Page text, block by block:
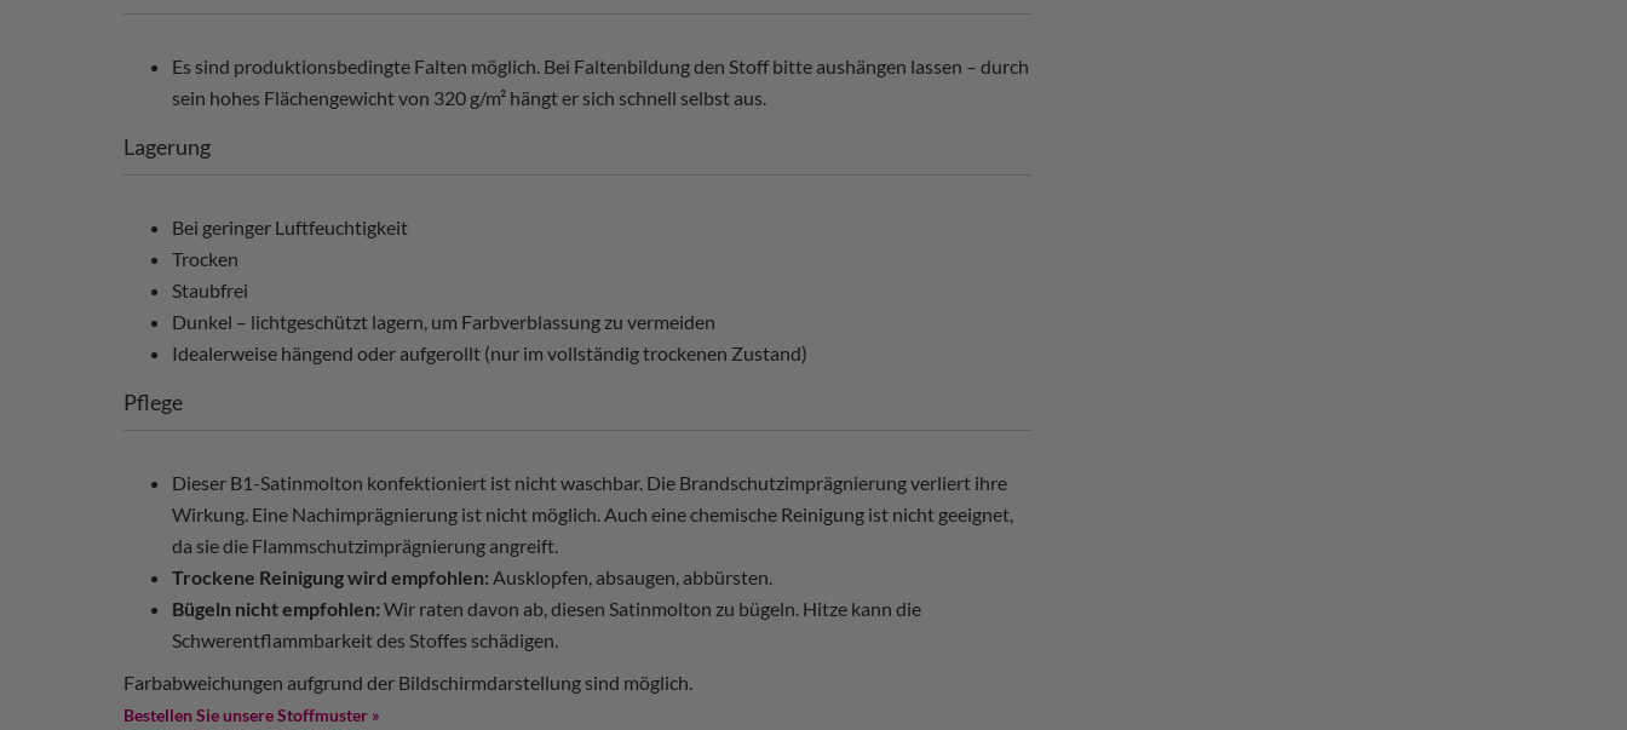
Es sind produktionsbedingte Falten möglich. Bei Faltenbildung den Stoff bitte aushängen lassen – durch
sein hohes Flächengewicht von 320 g/m² hängt er sich schnell selbst aus.
Lagerung
Bei geringer Luftfeuchtigkeit
Trocken
Staubfrei
Dunkel – lichtgeschützt lagern, um Farbverblassung zu vermeiden
Idealerweise hängend oder aufgerollt (nur im vollständig trockenen Zustand)
Pflege
Dieser B1-Satinmolton konfektioniert ist nicht waschbar. Die Brandschutzimprägnierung verliert ihre
Wirkung. Eine Nachimprägnierung ist nicht möglich. Auch eine chemische Reinigung ist nicht geeignet,
da sie die Flammschutzimprägnierung angreift.
Trockene Reinigung wird empfohlen: Ausklopfen, absaugen, abbürsten.
Bügeln nicht empfohlen: Wir raten davon ab, diesen Satinmolton zu bügeln. Hitze kann die
Schwerentflammbarkeit des Stoffes schädigen.
Farbabweichungen aufgrund der Bildschirmdarstellung sind möglich.
Bestellen Sie unsere Stoffmuster »